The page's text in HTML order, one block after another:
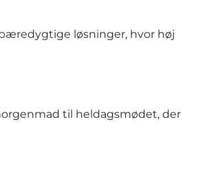
løsninger, hvor høj
til heldagsmødet, der